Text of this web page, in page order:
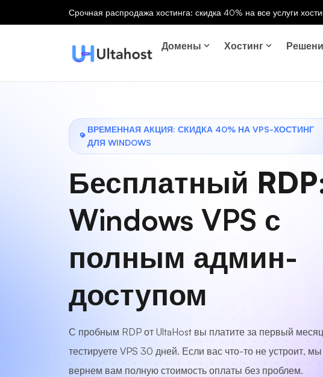
Срочная распродажа хостинга: скидка 40% на все услуги
Домены Хостинг
ВРЕМЕННАЯ АКЦИЯ: СКИДКА 40% НА VPS-ХОСТИНГ
ДЛЯ WINDOWS
Бесплатный RDP
Windows VPS с
полным админ-
доступом
С пробным RDP от UltaHost вы платите за первый
тестируете VPS 30 дней. Если вас что-то не устроит, мы
вернем вам полную стоимость оплаты без проблем.